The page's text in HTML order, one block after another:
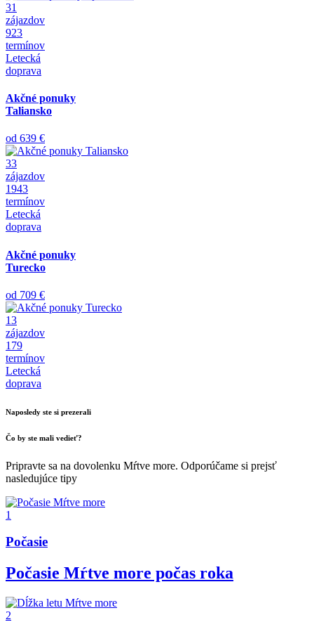
31
zájazdov
923
termínov
Letecká
doprava
Akčné ponuky
Taliansko
od 639 €
33
zájazdov
1943
termínov
Letecká
doprava
Akčné ponuky
Turecko
od 709 €
13
zájazdov
179
termínov
Letecká
doprava
Naposledy ste si prezerali
Čo by ste mali vedieť?
Pripravte sa na dovolenku Mŕtve more. Odporúčame si prejsť
nasledujúce tipy
1
Počasie
Počasie Mŕtve more počas roka
2